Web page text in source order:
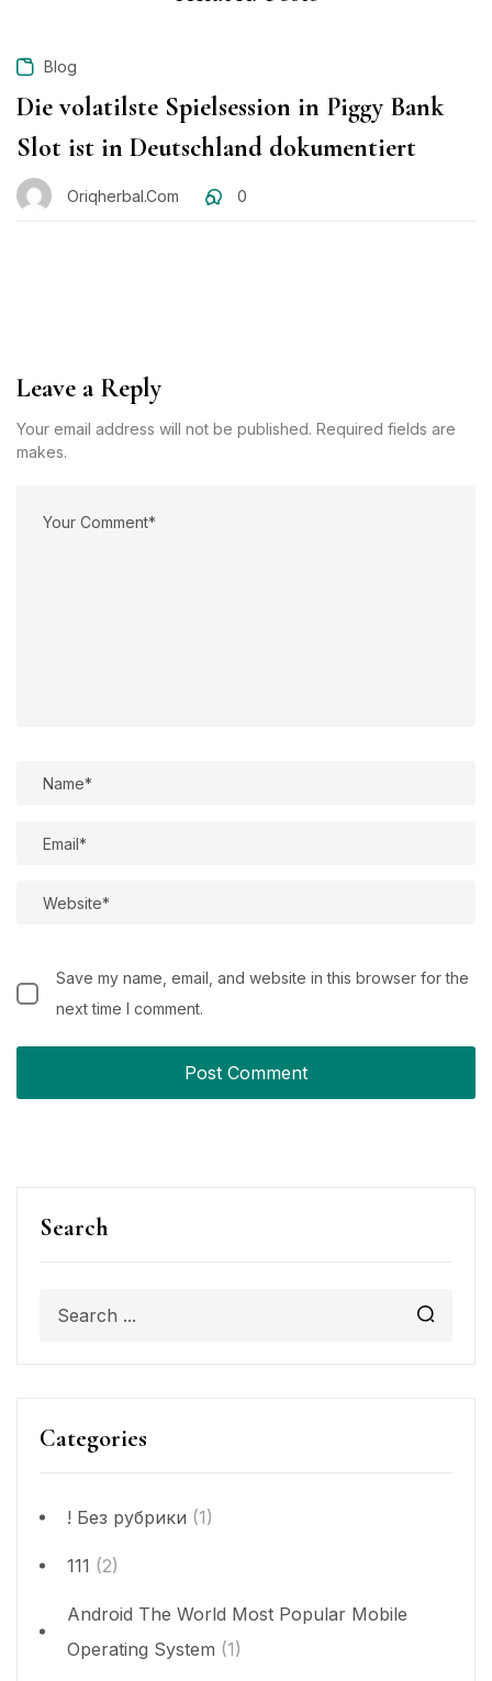
Search
Categories
! Без рубрики (1)
111 (2)
Android The World Most Popular Mobile
Operating System (1)
Blog
Die volatilste Spielsession in Piggy Bank
Slot ist in Deutschland dokumentiert
Oriqherbal.com 0
Leave a Reply
Your email address will not be published. Required fields are
makes.
Save my name, email, and website in this browser for the
next time I comment.